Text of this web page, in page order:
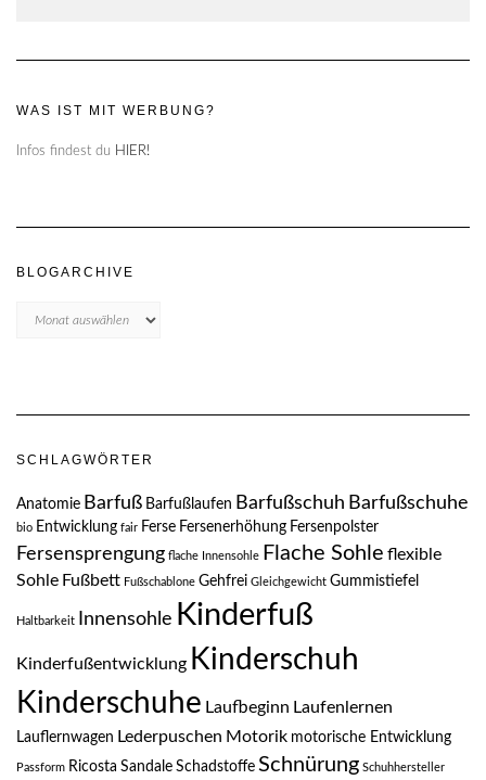
WAS IST MIT WERBUNG?
Infos findest du HIER!
BLOGARCHIVE
SCHLAGWÖRTER
Anatomie Barfuß Barfußlaufen Barfußschuh Barfußschuhe
bio Entwicklung fair Ferse Fersenerhöhung Fersenpolster
Fersensprengung flache Innensohle Flache Sohle flexible
Sohle Fußbett Fußschablone Gehfrei Gleichgewicht Gummistiefel
Haltbarkeit Innensohle Kinderfuß
Kinderfußentwicklung Kinderschuh
Kinderschuhe Laufbeginn Laufenlernen
Lauflernwagen Lederpuschen Motorik motorische Entwicklung
Passform Ricosta Sandale Schadstoffe Schnürung Schuhhersteller